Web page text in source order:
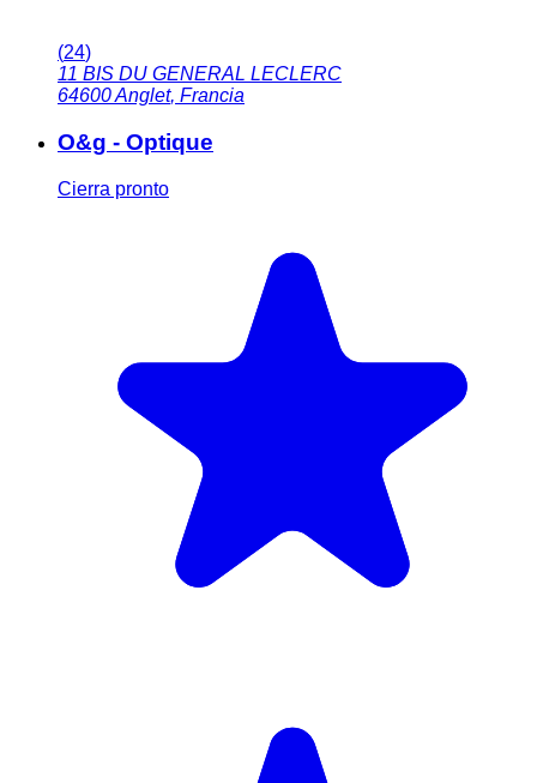
(24)
11 BIS DU GENERAL LECLERC
64600Anglet, Francia
O&g - Optique
Cierra pronto